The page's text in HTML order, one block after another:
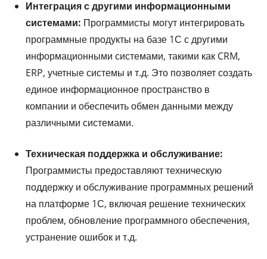
Интеграция с другими информационными
системами: Программисты могут интегрировать
программные продукты на базе 1С с другими
информационными системами, такими как CRM,
ERP, учетные системы и т.д. Это позволяет создать
единое информационное пространство в
компании и обеспечить обмен данными между
различными системами.
Техническая поддержка и обслуживание:
Программисты предоставляют техническую
поддержку и обслуживание программных решений
на платформе 1С, включая решение технических
проблем, обновление программного обеспечения,
устранение ошибок и т.д.